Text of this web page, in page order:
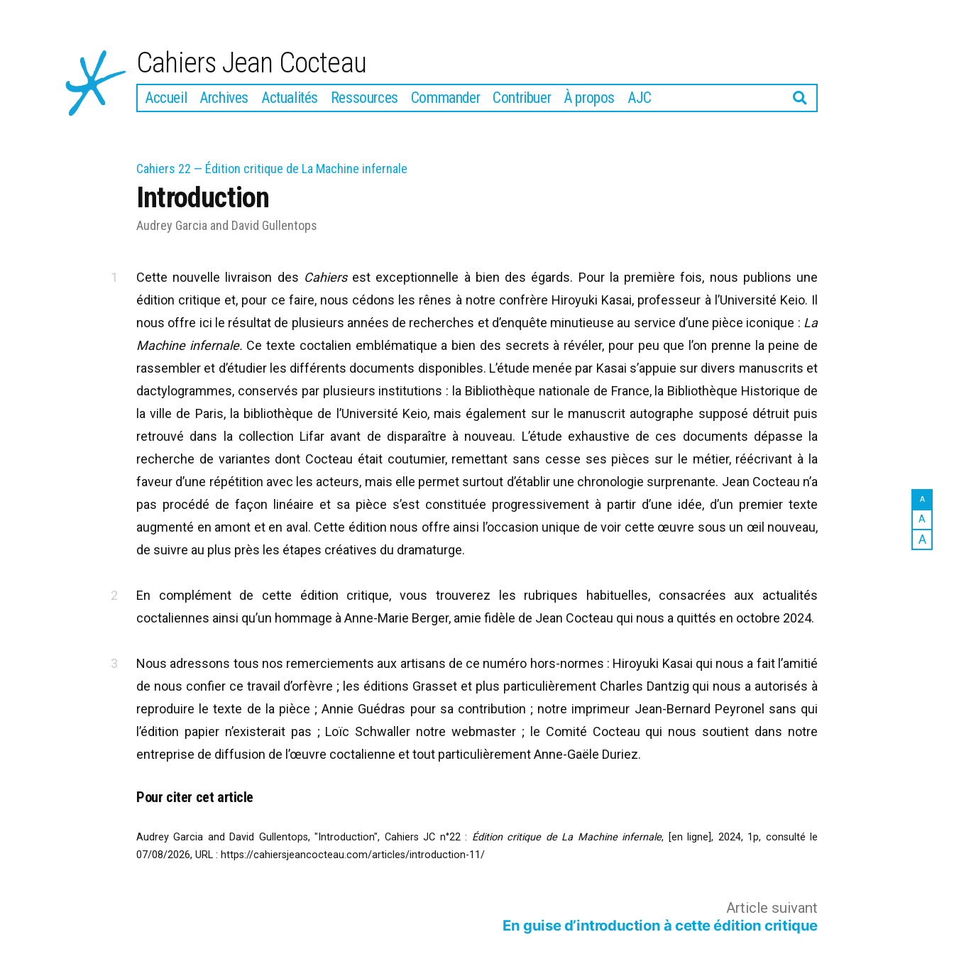
contenu
Cahiers Jean Cocteau
Accueil Archives Actualités Ressources Commander Contribuer À propos AJC
Cahiers 22 — Édition critique de La Machine infernale
Introduction
Audrey Garcia and David Gullentops
A
A
A
Cette nouvelle livraison des Cahiersest exceptionnelle à bien des égards. Pour la première fois, nous publions une
édition critique et, pour ce faire, nous cédons les rênes à notre confrère Hiroyuki Kasai, professeur à l’Université Keio. Il
nous offre ici le résultat de plusieurs années de recherches et d’enquête minutieuse au service d’une pièce iconique : La
Machine infernale. Ce texte coctalien emblématique a bien des secrets à révéler, pour peu que l’on prenne la peine de
rassembler et d’étudier les différents documents disponibles. L’étude menée par Kasai s’appuie sur divers manuscrits et
dactylogrammes, conservés par plusieurs institutions : la Bibliothèque nationale de France, la Bibliothèque Historique de
la ville de Paris, la bibliothèque de l’Université Keio, mais également sur le manuscrit autographe supposé détruit puis
retrouvé dans la collection Lifar avant de disparaître à nouveau. L’étude exhaustive de ces documents dépasse la
recherche de variantes dont Cocteau était coutumier, remettant sans cesse ses pièces sur le métier, réécrivant à la
faveur d’une répétition avec les acteurs, mais elle permet surtout d’établir une chronologie surprenante. Jean Cocteau n’a
pas procédé de façon linéaire et sa pièce s’est constituée progressivement à partir d’une idée, d’un premier texte
augmenté en amont et en aval. Cette édition nous offre ainsi l’occasion unique de voir cette œuvre sous un œil nouveau,
de suivre au plus près les étapes créatives du dramaturge.
En complément de cette édition critique, vous trouverez les rubriques habituelles, consacrées aux actualités
coctaliennes ainsi qu’un hommage à Anne-Marie Berger, amie fidèle de Jean Cocteau qui nous a quittés en octobre 2024.
Nous adressons tous nos remerciements aux artisans de ce numéro hors-normes : Hiroyuki Kasai qui nous a fait l’amitié
de nous confier ce travail d’orfèvre ; les éditions Grasset et plus particulièrement Charles Dantzig qui nous a autorisés à
reproduire le texte de la pièce ; Annie Guédras pour sa contribution ; notre imprimeur Jean-Bernard Peyronel sans qui
l’édition papier n’existerait pas ; Loïc Schwaller notre webmaster ; le Comité Cocteau qui nous soutient dans notre
entreprise de diffusion de l’œuvre coctalienne et tout particulièrement Anne-Gaële Duriez.
Pour citer cet article
Audrey Garcia and David Gullentops, "Introduction", Cahiers JC n°22 : Édition critique de La Machine infernale, [en ligne], 2024, 1p, consulté le
07/08/2026, URL : https://cahiersjeancocteau.com/articles/introduction-11/
Article suivant
suivant :
En guise d’introduction à cette édition critique